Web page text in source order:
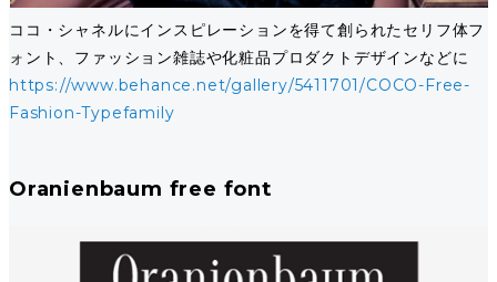
ココ・シャネルにインスピレーションを得て創られたセリフ体フ
ォント、ファッション雑誌や化粧品プロダクトデザインなどに
https://www.behance.net/gallery/5411701/COCO-Free-
Fashion-Typefamily
Oranienbaum free font